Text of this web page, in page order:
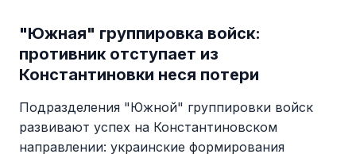
"Южная" группировка войск:
противник отступает из
Константиновки неся потери
Подразделения "Южной" группировки войск
развивают успех на Константиновском
направлении: украинские формирования